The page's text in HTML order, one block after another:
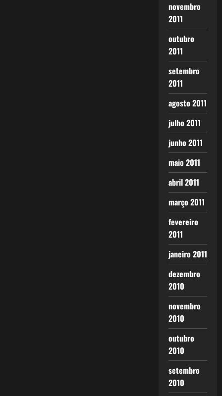
novembro
2011
outubro
2011
setembro
2011
agosto 2011
julho 2011
junho 2011
maio 2011
abril 2011
março 2011
fevereiro
2011
janeiro 2011
dezembro
2010
novembro
2010
outubro
2010
setembro
2010